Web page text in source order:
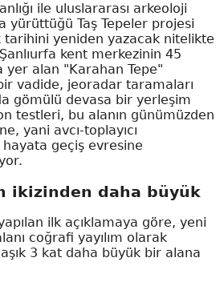
ile uluslararası arkeoloji
yürüttüğü Taş Tepeler projesi
tarihini yeniden yazacak nitelikte
kent merkezinin 45
yer alan "Karahan Tepe"
vadide, jeoradar taramaları
gömülü devasa bir yerleşim
testleri, bu alanın günümüzden
yani avcı-toplayıcı
geçiş evresine
ikizinden daha büyük
ilk açıklamaya göre, yeni
coğrafi yayılım olarak
3 kat daha büyük bir alana